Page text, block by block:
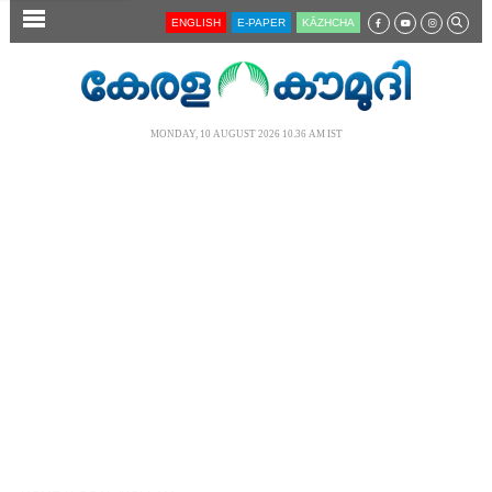
SECTIONS ENGLISH E-PAPER KĀZHCHA
MONDAY, 10 AUGUST 2026 10.36 AM IST